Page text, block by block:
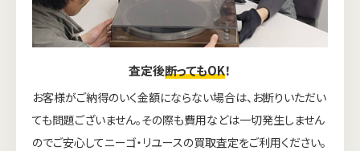
査定後断ってもOK！
お客様がご納得のいく金額にならない場合は、お断りいただい
ても問題ございません。その際も費用などは一切発生しません
のでご安心してニーゴ・リユースの買取査定をご利用ください。